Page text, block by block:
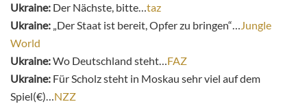
Ukraine: Der Nächste, bitte…taz
Ukraine: „Der Staat ist bereit, Opfer zu bringen“…Jungle
World
Ukraine:Wo Deutschland steht…FAZ
Ukraine: Für Scholz steht in Moskau sehr viel auf dem
Spiel(€)…NZZ